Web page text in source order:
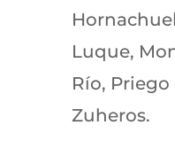
Luque,
Río,
Zuheros.